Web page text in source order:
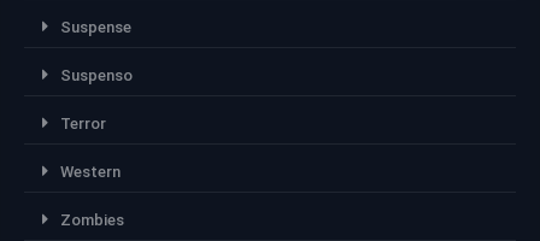
Suspense
Suspenso
Terror
Western
Zombies